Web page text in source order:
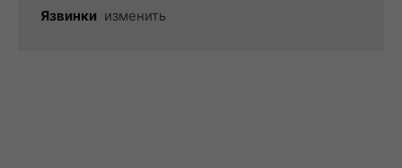
Язвинки изменить